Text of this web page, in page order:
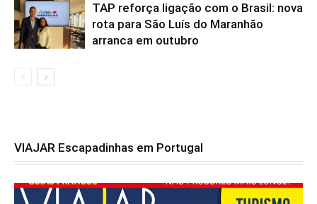
TAP reforça ligação com o Brasil: nova
rota para São Luís do Maranhão
arranca em outubro
VIAJAR Escapadinhas em Portugal